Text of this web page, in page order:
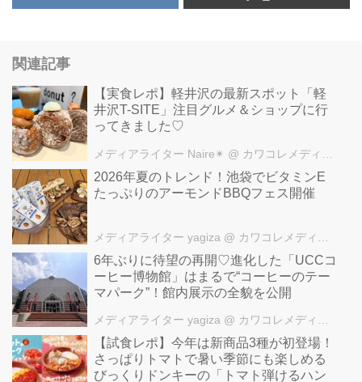
関連記事
【実食レポ】軽井沢の最新スポット「軽
井沢T-SITE」注目グルメ＆ショップに行
ってきました♡
メディアライター Naire✴︎ @ カワコレメディア編集部
2026年夏のトレンド！池袋でビタミンE
たっぷりのアーモンドBBQフェス開催
メディアライター yagiza @ カワコレメディア編集部
6年ぶりに待望の再開♡進化した「UCCコ
ーヒー博物館」はまるで“コーヒーのテー
マパーク”！館内展示の全貌を公開
メディアライター yagiza @ カワコレメディア編集部
【試食レポ】今年は新商品3種が初登場！
さっぱりトマトで暑い季節にも楽しめる
びっくりドンキーの「トマト弾けるハン